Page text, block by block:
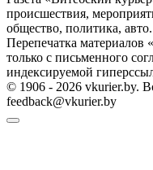
происшествия,
общество, политика, авто.
Перепечатка материалов
только с письменного
индексируемой
© 1906 - 2026 vkurier.by.
feedback@vkurier.by